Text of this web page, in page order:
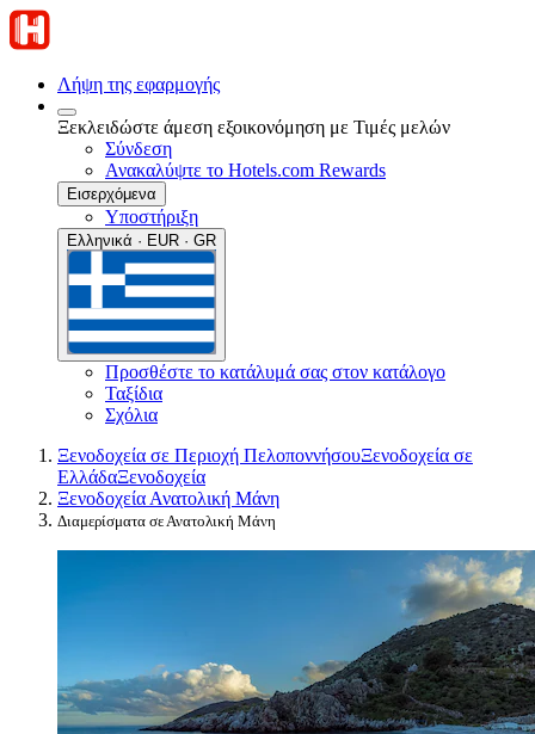
Λήψη της εφαρμογής
Ξεκλειδώστε άμεση εξοικονόμηση με Τιμές μελών
Σύνδεση
Ανακαλύψτε το Hotels.com Rewards
Εισερχόμενα
Υποστήριξη
Ελληνικά · EUR · GR
Προσθέστε το κατάλυμά σας στον κατάλογο
Ταξίδια
Σχόλια
Ξενοδοχεία σε Περιοχή ΠελοποννήσουΞενοδοχεία σε
ΕλλάδαΞενοδοχεία
Ξενοδοχεία Ανατολική Μάνη
Διαμερίσματα σε Ανατολική Μάνη